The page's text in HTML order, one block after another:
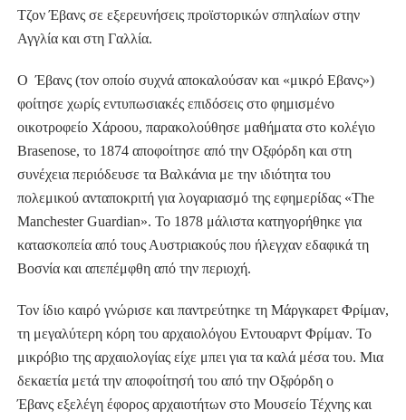
Τζον Έβανς σε εξερευνήσεις προϊστορικών σπηλαίων στην
Αγγλία και στη Γαλλία.
Ο Έβανς (τον οποίο συχνά αποκαλούσαν και «μικρό Εβανς»)
φοίτησε χωρίς εντυπωσιακές επιδόσεις στο φημισμένο
οικοτροφείο Χάροου, παρακολούθησε μαθήματα στο κολέγιο
Brasenose, το 1874 αποφοίτησε από την Οξφόρδη και στη
συνέχεια περιόδευσε τα Βαλκάνια με την ιδιότητα του
πολεμικού ανταποκριτή για λογαριασμό της εφημερίδας «The
Manchester Guardian». Το 1878 μάλιστα κατηγορήθηκε για
κατασκοπεία από τους Αυστριακούς που ήλεγχαν εδαφικά τη
Βοσνία και απεπέμφθη από την περιοχή.
Τον ίδιο καιρό γνώρισε και παντρεύτηκε τη Μάργκαρετ Φρίμαν,
τη μεγαλύτερη κόρη του αρχαιολόγου Εντουαρντ Φρίμαν. Το
μικρόβιο της αρχαιολογίας είχε μπει για τα καλά μέσα του. Μια
δεκαετία μετά την αποφοίτησή του από την Οξφόρδη ο
Έβανς εξελέγη έφορος αρχαιοτήτων στο Μουσείο Τέχνης και